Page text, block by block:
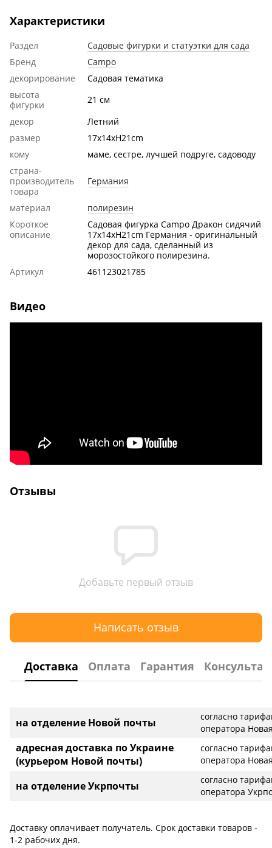
Характеристики
Раздел
Садовые фигурки и статуэтки для сада
Бренд
Campo
декорирование
Садовая тематика
высота
фигурки
21 см
декор
Летний
размер
17x14xH21cm
кому
маме, сестре, лучшей подруге, садоводу
страна-
производитель
товара
Германия
материал
полирезин
Короткое
описание
Садовая фигурка Campo Дракон сидячий
17x14xH21cm Германия - оригинальный
декор для сада, сделанный из
морозостойкого полирезина.
Артикул
461123021785
Видео
Отзывы
Добавьте первый отзыв
Написать отзыв
Доставка Оплата Гарантия
на отделение Новой почты
согласно
оператора
адресная доставка по Украине
(курьером Новой почты)
согласно
оператора
на отделение Укрпочты
согласно
оператора
Доставку оплачивает получатель. Срок доставки товаров -
1-2 рабочих дня.